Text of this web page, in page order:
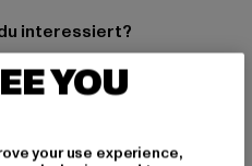
interessiert?
YOU
your use experience,